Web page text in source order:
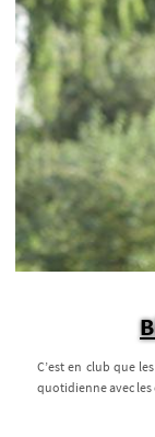
C’est en club que
quotidienne avec les